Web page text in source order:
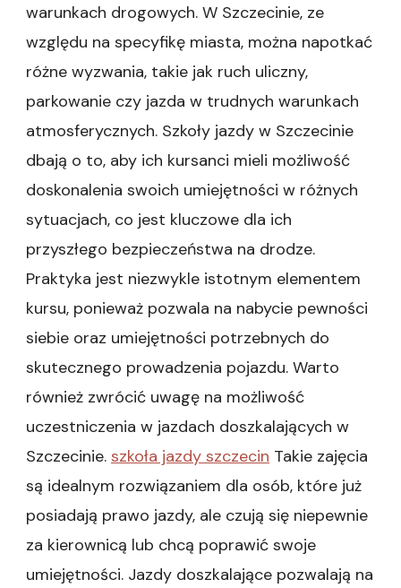
warunkach drogowych. W Szczecinie, ze
względu na specyfikę miasta, można napotkać
różne wyzwania, takie jak ruch uliczny,
parkowanie czy jazda w trudnych warunkach
atmosferycznych. Szkoły jazdy w Szczecinie
dbają o to, aby ich kursanci mieli możliwość
doskonalenia swoich umiejętności w różnych
sytuacjach, co jest kluczowe dla ich
przyszłego bezpieczeństwa na drodze.
Praktyka jest niezwykle istotnym elementem
kursu, ponieważ pozwala na nabycie pewności
siebie oraz umiejętności potrzebnych do
skutecznego prowadzenia pojazdu. Warto
również zwrócić uwagę na możliwość
uczestniczenia w jazdach doszkalających w
Szczecinie. szkoła jazdy szczecin Takie zajęcia
są idealnym rozwiązaniem dla osób, które już
posiadają prawo jazdy, ale czują się niepewnie
za kierownicą lub chcą poprawić swoje
umiejętności. Jazdy doszkalające pozwalają na